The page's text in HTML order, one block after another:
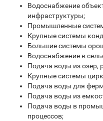
Водоснабжение
инфраструктуры;
Промышленные
Крупные системы
Большие системы
Водоснабжение в
Подача воды из озер,
Крупные системы
Подача воды для
Подача воды из
Подача воды в
процессов;